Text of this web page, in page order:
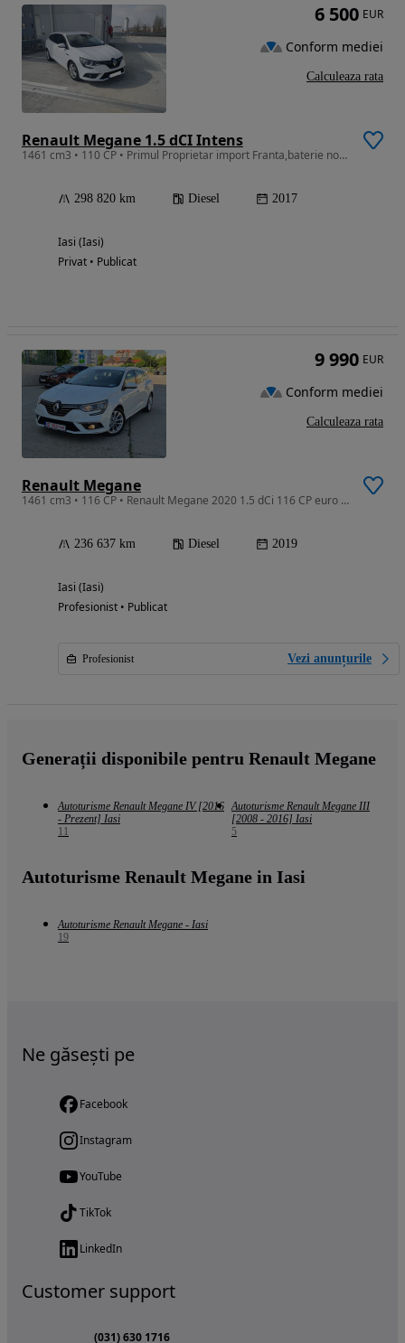
Renault Megane 1.5 dCI Intens
1461 cm3 • 110 CP • Primul Proprietar import Franta,baterie noua, Cauciucuri fata noi.
298 820 km Diesel 2017
Iasi (Iasi)
Privat • Publicat
6 500 EUR
Conform mediei
Calculeaza rata
Renault Megane
1461 cm3 • 116 CP • Renault Megane 2020 1.5 dCi 116 CP euro 6 automata / RATE fara avans
236 637 km Diesel 2019
Iasi (Iasi)
Profesionist • Publicat
Profesionist Vezi anunțurile
9 990 EUR
Conform mediei
Calculeaza rata
Generații disponibile pentru Renault Megane
Autoturisme Renault Megane IV [2016
- Prezent] Iasi
11
Autoturisme Renault Megane III
[2008 - 2016] Iasi
5
Autoturisme Renault Megane in Iasi
Autoturisme Renault Megane - Iasi
19
Ne găsești pe
Facebook
Instagram
YouTube
TikTok
LinkedIn
Customer support
(031) 630 1716